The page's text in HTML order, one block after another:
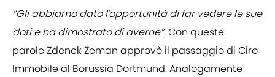
“Gli abbiamo dato l'opportunità di far vedere le sue
doti e ha dimostrato di averne”.Con queste
parole Zdenek Zeman approvò il passaggio di Ciro
Immobile al Borussia Dortmund. Analogamente